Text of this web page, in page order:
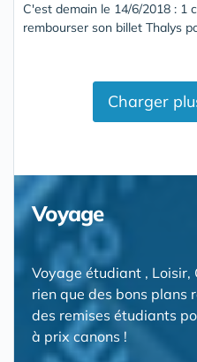
C'est demain le 14/6/2018 : 1
rembourser son billet Thalys
Charger
Voyage
Voyage étudiant , Loisir,
rien que des bons plans
des remises étudiants
à prix canons !